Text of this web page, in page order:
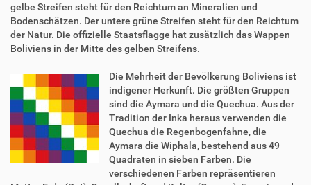
gelbe Streifen steht für den Reichtum an Mineralien und
Bodenschätzen. Der untere grüne Streifen steht für den Reichtum
der Natur. Die offizielle Staatsflagge hat zusätzlich das Wappen
Boliviens in der Mitte des gelben Streifens.
Die Mehrheit der Bevölkerung Boliviens ist
indigener Herkunft. Die größten Gruppen
sind die Aymara und die Quechua. Aus der
Tradition der Inka heraus verwenden die
Quechua die Regenbogenfahne, die
Aymara die Wiphala, bestehend aus 49
Quadraten in sieben Farben. Die
verschiedenen Farben repräsentieren